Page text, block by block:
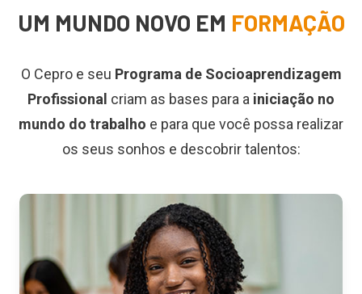
UM MUNDO NOVO EM FORMAÇÃO
O Cepro e seu Programa de Socioaprendizagem
Profissional criam as bases para a iniciação no
mundo do trabalho e para que você possa realizar
os seus sonhos e descobrir talentos: